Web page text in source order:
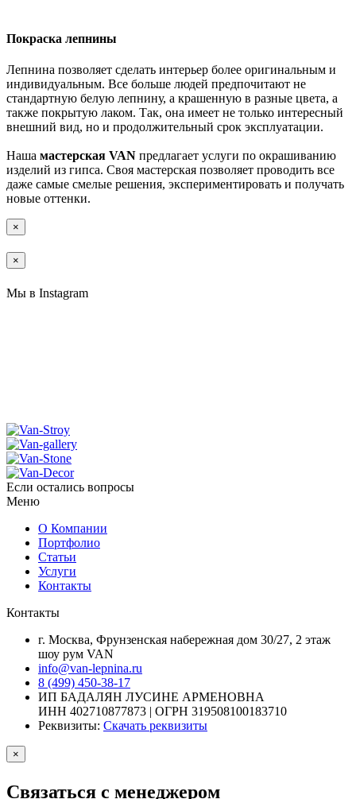
Покраска лепнины
Лепнина позволяет сделать интерьер более оригинальным и
индивидуальным. Все больше людей предпочитают не
стандартную белую лепнину, а крашенную в разные цвета, а
также покрытую лаком. Так, она имеет не только интересный
внешний вид, но и продолжительный срок эксплуатации.
Наша мастерская VAN предлагает услуги по окрашиванию
изделий из гипса. Своя мастерская позволяет проводить все
даже самые смелые решения, экспериментировать и получать
новые оттенки.
×
×
Мы в Instagram
Если остались вопросы
Меню
О Компании
Портфолио
Статьи
Услуги
Контакты
Контакты
г. Москва, Фрунзенская набережная дом 30/27, 2 этаж
шоу рум VAN
info@van-lepnina.ru
8 (499) 450-38-17
ИП БАДАЛЯН ЛУСИНЕ АРМЕНОВНА
ИНН 402710877873 | ОГРН 319508100183710
Реквизиты: Скачать реквизиты
×
Связаться с менеджером